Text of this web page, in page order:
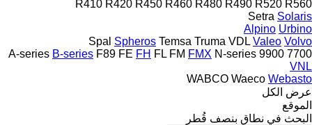
R410 R420 R450 R460 R480 R490 R520 R560
Setra Solaris
Alpino Urbino
Spal Spheros Temsa Truma VDL Valeo Volvo
7700
9900
A-series B-series F89 FE FH FL FM FMX N-series
VNL
WABCO Waeco Webasto
عرض الكل
الموقع
البحث في نطاق بنصف قُطر